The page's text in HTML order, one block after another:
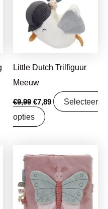
Little Dutch Trilfiguur
Meeuw
€9,99 €7,89
Selecteer
opties
prijs
was:
€17,99.
prijs
is:
€14,21.